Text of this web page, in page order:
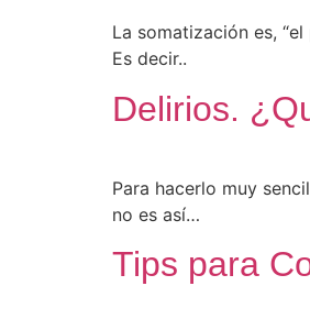
La somatización es,
Es decir..
Delirios.
Para hacerlo muy
no es así…
Tips para